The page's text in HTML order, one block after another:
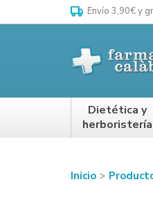
Envío 3,90€ y
Dietética y
herboristería
Inicio